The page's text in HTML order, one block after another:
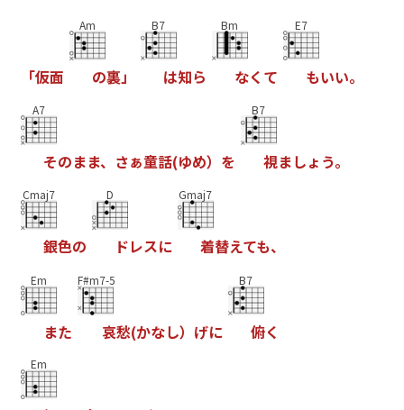
「仮面
Am
の裏」
B7
は知ら
Bm
なく て
E7
もいい。
A7
そのまま、 さぁ童話(ゆめ） を
B7
視ましょ う。
Cmaj7
銀色の
D
ドレスに
Gmaj7
着替えても、
Em
また
F#m7-5
哀愁(かなし） げに
B7
俯く
Em